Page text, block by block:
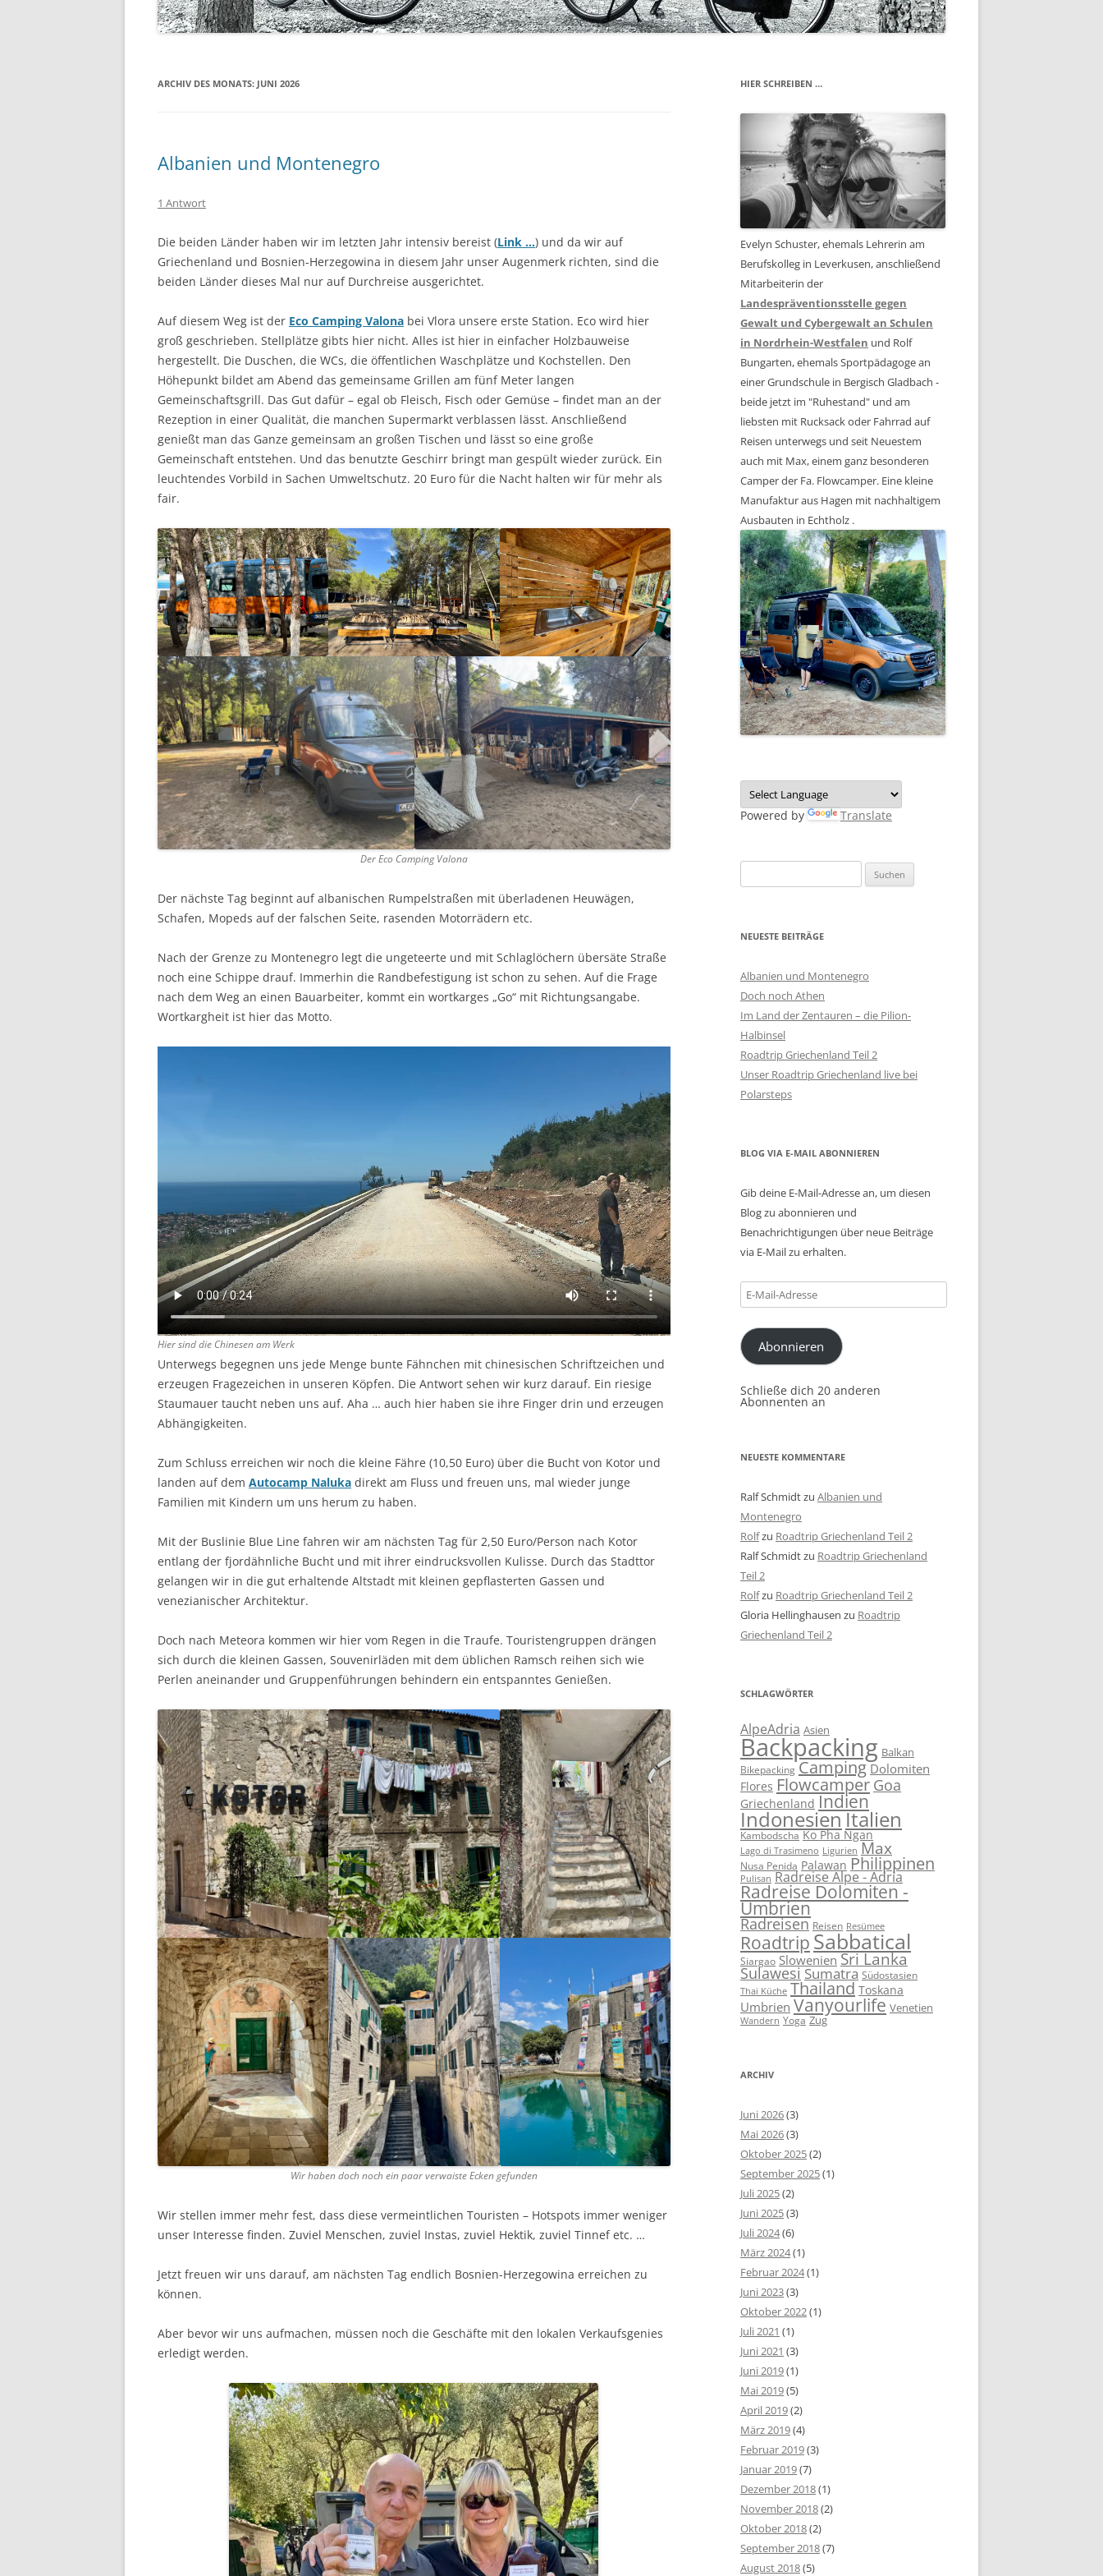
PAPUA
INDIEN RAJASTHAN
BOSNIEN
ARCHIV DES MONATS: JUNI 2026
Albanien und Montenegro
1 Antwort
Die beiden Länder haben wir im letzten Jahr intensiv bereist (Link …) und da wir auf
Griechenland und Bosnien-Herzegowina in diesem Jahr unser Augenmerk richten, sind die
beiden Länder dieses Mal nur auf Durchreise ausgerichtet.
Auf diesem Weg ist der Eco Camping Valona bei Vlora unsere erste Station. Eco wird hier
groß geschrieben. Stellplätze gibts hier nicht. Alles ist hier in einfacher Holzbauweise
hergestellt. Die Duschen, die WCs, die öffentlichen Waschplätze und Kochstellen. Den
Höhepunkt bildet am Abend das gemeinsame Grillen am fünf Meter langen
Gemeinschaftsgrill. Das Gut dafür – egal ob Fleisch, Fisch oder Gemüse – findet man an der
Rezeption in einer Qualität, die manchen Supermarkt verblassen lässt. Anschließend
genießt man das Ganze gemeinsam an großen Tischen und lässt so eine große
Gemeinschaft entstehen. Und das benutzte Geschirr bringt man gespült wieder zurück. Ein
leuchtendes Vorbild in Sachen Umweltschutz. 20 Euro für die Nacht halten wir für mehr als
fair.
Der Eco Camping Valona
Der nächste Tag beginnt auf albanischen Rumpelstraßen mit überladenen Heuwägen,
Schafen, Mopeds auf der falschen Seite, rasenden Motorrädern etc.
Nach der Grenze zu Montenegro legt die ungeteerte und mit Schlaglöchern übersäte Straße
noch eine Schippe drauf. Immerhin die Randbefestigung ist schon zu sehen. Auf die Frage
nach dem Weg an einen Bauarbeiter, kommt ein wortkarges „Go“ mit Richtungsangabe.
Wortkargheit ist hier das Motto.
Hier sind die Chinesen am Werk
Unterwegs begegnen uns jede Menge bunte Fähnchen mit chinesischen Schriftzeichen und
erzeugen Fragezeichen in unseren Köpfen. Die Antwort sehen wir kurz darauf. Ein riesige
Staumauer taucht neben uns auf. Aha … auch hier haben sie ihre Finger drin und erzeugen
Abhängigkeiten.
Zum Schluss erreichen wir noch die kleine Fähre (10,50 Euro) über die Bucht von Kotor und
landen auf dem Autocamp Naluka direkt am Fluss und freuen uns, mal wieder junge
Familien mit Kindern um uns herum zu haben.
Mit der Buslinie Blue Line fahren wir am nächsten Tag für 2,50 Euro/Person nach Kotor
entlang der fjordähnliche Bucht und mit ihrer eindrucksvollen Kulisse. Durch das Stadttor
gelangen wir in die gut erhaltende Altstadt mit kleinen gepflasterten Gassen und
venezianischer Architektur.
Doch nach Meteora kommen wir hier vom Regen in die Traufe. Touristengruppen drängen
sich durch die kleinen Gassen, Souvenirläden mit dem üblichen Ramsch reihen sich wie
Perlen aneinander und Gruppenführungen behindern ein entspanntes Genießen.
Wir haben doch noch ein paar verwaiste Ecken gefunden
Wir stellen immer mehr fest, dass diese vermeintlichen Touristen – Hotspots immer weniger
unser Interesse finden. Zuviel Menschen, zuviel Instas, zuviel Hektik, zuviel Tinnef etc. …
Jetzt freuen wir uns darauf, am nächsten Tag endlich Bosnien-Herzegowina erreichen zu
können.
Aber bevor wir uns aufmachen, müssen noch die Geschäfte mit den lokalen Verkaufsgenies
erledigt werden.
HIER SCHREIBEN …
Evelyn Schuster, ehemals Lehrerin am
Berufskolleg in Leverkusen, anschließend
Mitarbeiterin der
Landespräventionsstelle gegen
Gewalt und Cybergewalt an Schulen
in Nordrhein-Westfalen und Rolf
Bungarten, ehemals Sportpädagoge an
einer Grundschule in Bergisch Gladbach -
beide jetzt im "Ruhestand" und am
liebsten mit Rucksack oder Fahrrad auf
Reisen unterwegs und seit Neuestem
auch mit Max, einem ganz besonderen
Camper der Fa. Flowcamper. Eine kleine
Manufaktur aus Hagen mit nachhaltigem
Ausbauten in Echtholz .
Powered by Translate
nach:
NEUESTE BEITRÄGE
Albanien und Montenegro
Doch noch Athen
Im Land der Zentauren – die Pilion-
Halbinsel
Roadtrip Griechenland Teil 2
Unser Roadtrip Griechenland live bei
Polarsteps
BLOG VIA E-MAIL ABONNIEREN
Gib deine E-Mail-Adresse an, um diesen
Blog zu abonnieren und
Benachrichtigungen über neue Beiträge
via E-Mail zu erhalten.
E-
Mail-
Adresse
Abonnieren
Schließe dich 20 anderen
Abonnenten an
NEUESTE KOMMENTARE
Ralf Schmidtzu Albanien und
Montenegro
Rolfzu Roadtrip Griechenland Teil 2
Ralf Schmidtzu Roadtrip Griechenland
Teil 2
Rolfzu Roadtrip Griechenland Teil 2
Gloria Hellinghausen zu Roadtrip
Griechenland Teil 2
SCHLAGWÖRTER
AlpeAdria Asien
Backpacking Balkan
Bikepacking Camping Dolomiten
Flores Flowcamper Goa
Griechenland Indien
IndonesienItalien
Kambodscha Ko Pha Ngan
Lago di Trasimeno Ligurien Max
Nusa Penida Palawan Philippinen
Pulisan Radreise Alpe - Adria
Radreise Dolomiten -
Umbrien
Radreisen Reisen Resümee
RoadtripSabbatical
Siargao Slowenien Sri Lanka
Sulawesi Sumatra Südostasien
Thai Küche Thailand Toskana
Umbrien Vanyourlife Venetien
Wandern Yoga Zug
ARCHIV
Juni 2026(3)
Mai 2026(3)
Oktober 2025(2)
September 2025(1)
Juli 2025(2)
Juni 2025(3)
Juli 2024(6)
März 2024(1)
Februar 2024(1)
Juni 2023(3)
Oktober 2022(1)
Juli 2021 (1)
Juni 2021 (3)
Juni 2019(1)
Mai 2019(5)
April 2019(2)
März 2019(4)
Februar 2019(3)
Januar 2019(7)
Dezember 2018(1)
November 2018(2)
Oktober 2018(2)
September 2018(7)
August 2018(5)